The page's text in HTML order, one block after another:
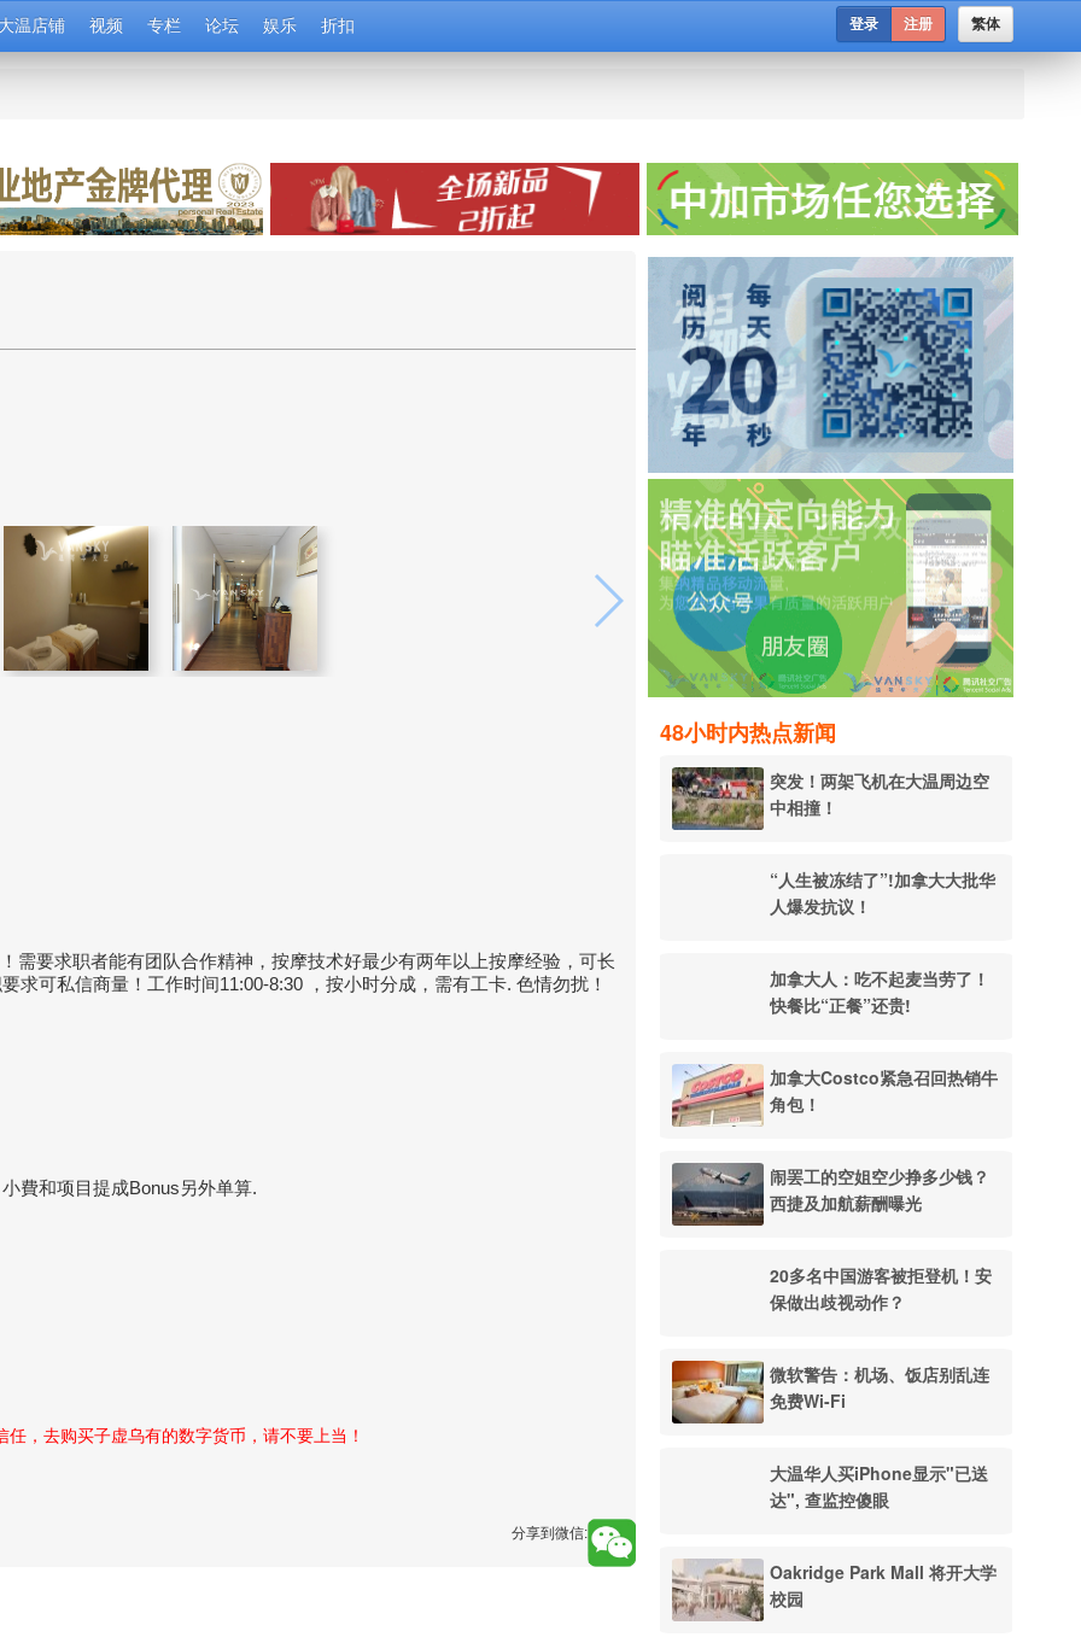
温店铺 视频 专栏 论坛 娱乐 折扣 繁体
登录 注册
48小时内热点新闻
突发！两架飞机在大温周边空
中相撞！
“人生被冻结了”!加拿大大批华
人爆发抗议！
加拿大人：吃不起麦当劳了！
快餐比“正餐”还贵!
加拿大Costco紧急召回热销牛
角包！
闹罢工的空姐空少挣多少钱？
西捷及加航薪酬曝光
20多名中国游客被拒登机！安
保做出歧视动作？
微软警告：机场、饭店别乱连
免费Wi-Fi
大温华人买iPhone显示"已送
达", 查监控傻眼
Oakridge Park Mall 将开大学
校园
需要求职者能有团队合作精神，按摩技术好最少有两年以上按摩经验，可长
求可私信商量！工作时间11:00-8:30 ，按小时分成，需有工卡. 色情勿扰！
費和项目提成Bonus另外单算.
，去购买子虚乌有的数字货币，请不要上当！
分享到微信: